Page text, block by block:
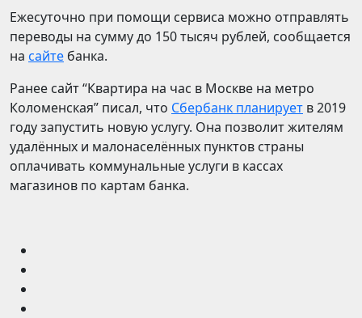
Ежесуточно при помощи сервиса можно отправлять
переводы на сумму до 150 тысяч рублей, сообщается
на сайте банка.
Ранее сайт “Квартира на час в Москве на метро
Коломенская” писал, что Сбербанк планирует в 2019
году запустить новую услугу. Она позволит жителям
удалённых и малонаселённых пунктов страны
оплачивать коммунальные услуги в кассах
магазинов по картам банка.